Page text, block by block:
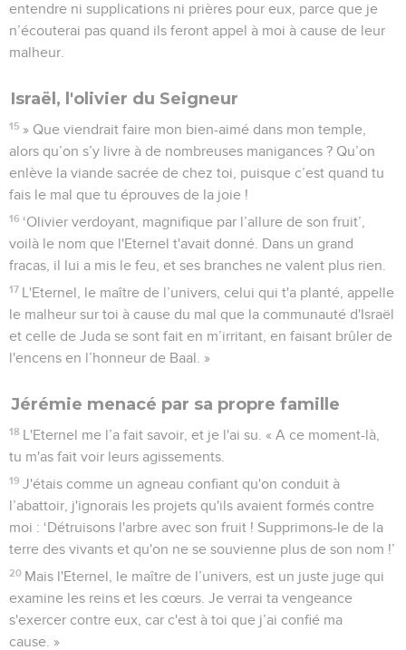
entendre ni supplications ni prières pour eux, parce que je
n’écouterai pas quand ils feront appel à moi à cause de leur
malheur.
Israël, l'olivier du Seigneur
15 » Que viendrait faire mon bien-aimé dans mon temple,
alors qu’on s’y livre à de nombreuses manigances ? Qu’on
enlève la viande sacrée de chez toi, puisque c’est quand tu
fais le mal que tu éprouves de la joie !
16 ‘Olivier verdoyant, magnifique par l’allure de son fruit’,
voilà le nom que l'Eternel t'avait donné. Dans un grand
fracas, il lui a mis le feu, et ses branches ne valent plus rien.
17 L'Eternel, le maître de l’univers, celui qui t'a planté, appelle
le malheur sur toi à cause du mal que la communauté d'Israël
et celle de Juda se sont fait en m’irritant, en faisant brûler de
l'encens en l’honneur de Baal. »
Jérémie menacé par sa propre famille
18 L'Eternel me l’a fait savoir, et je l'ai su. « A ce moment-là,
tu m'as fait voir leurs agissements.
19 J'étais comme un agneau confiant qu'on conduit à
l’abattoir, j'ignorais les projets qu'ils avaient formés contre
moi : ‘Détruisons l'arbre avec son fruit ! Supprimons-le de la
terre des vivants et qu'on ne se souvienne plus de son nom !’
20 Mais l'Eternel, le maître de l’univers, est un juste juge qui
examine les reins et les cœurs. Je verrai ta vengeance
s'exercer contre eux, car c'est à toi que j’ai confié ma
cause. »